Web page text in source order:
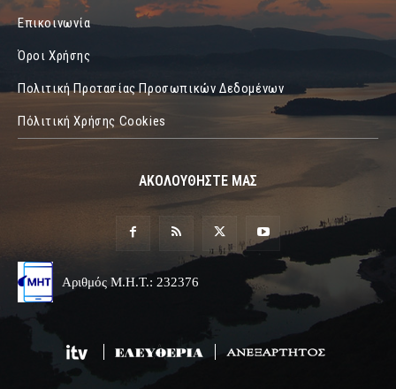
Επικοινωνία
Όροι Χρήσης
Πολιτική Προτασίας Προσωπικών Δεδομένων
Πόλιτική Χρήσης Cookies
ΑΚΟΛΟΥΘΗΣΤΕ ΜΑΣ
Αριθμός Μ.Η.Τ.: 232376